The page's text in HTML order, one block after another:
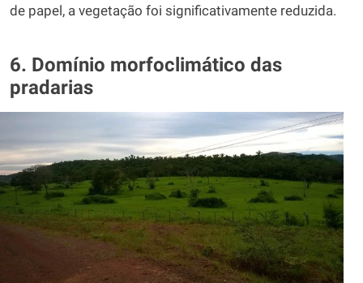
de papel, a vegetação foi significativamente reduzida.
6. Domínio morfoclimático das
pradarias